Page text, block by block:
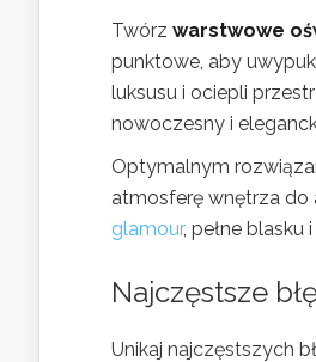
Twórz warstwowe
punktowe, aby
luksusu i ociepli
nowoczesny i
Optymalnym
atmosferę wnętrza do
glamour, pełne blasku
Najczęstsze
Unikaj najczęstszych